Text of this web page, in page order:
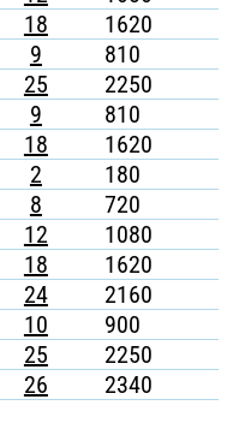
18 1620
9 810
25 2250
9 810
18 1620
2 180
8 720
12 1080
18 1620
24 2160
10 900
25 2250
26 2340